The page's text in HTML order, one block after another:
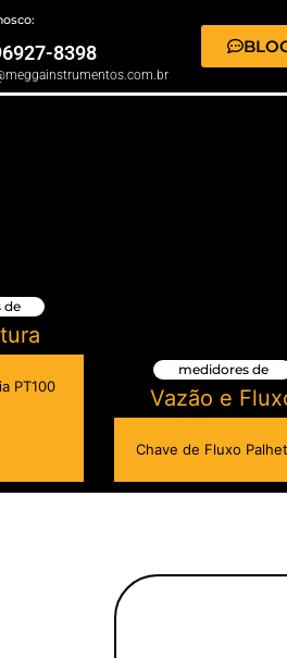
8398
de
PT100
medidores de
Vazão e
Chave de Fluxo